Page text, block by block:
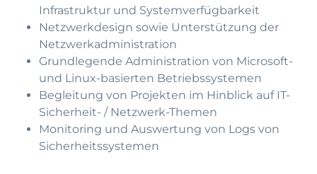
Infrastruktur und Systemverfügbarkeit
Netzwerkdesign sowie Unterstützung der
Netzwerkadministration
Grundlegende Administration von Microsoft-
und Linux-basierten Betriebssystemen
Begleitung von Projekten im Hinblick auf IT-
Sicherheit- / Netzwerk-Themen
Monitoring und Auswertung von Logs von
Sicherheitssystemen